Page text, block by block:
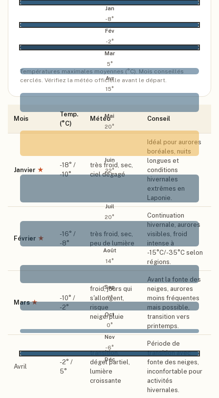
Jan
-8°
Fév
-2°
Mar
5°
Avr
15°
Mai
20°
Juin
22°
Juil
20°
Août
14°
Sep
7°
Oct
0°
Nov
-6°
Déc
Températures maximales moyennes (°C). Mois conseillés
cerclés. Vérifiez la météo officielle avant le départ.
Mois
Temp.
(°C)
Météo Conseil
Janvier ★
-18° /
-10°
très froid, sec,
ciel dégagé
Idéal pour aurores
boréales, nuits
longues et
conditions
hivernales
extrêmes en
Laponie.
Février ★
-16° /
-8°
très froid, sec,
peu de lumière
Continuation
hivernale, aurores
visibles, froid
intense à
-15°C/-35°C selon
régions.
Mars ★
-10° /
-2°
froid, jours qui
s'allongent,
risque
neige/pluie
Avant la fonte des
neiges, aurores
moins fréquentes
mais possible,
transition vers
printemps.
Avril
-2° /
5°
transition,
dégel partiel,
lumière
croissante
Période de
transition avec
fonte des neiges,
inconfortable pour
activités
hivernales.